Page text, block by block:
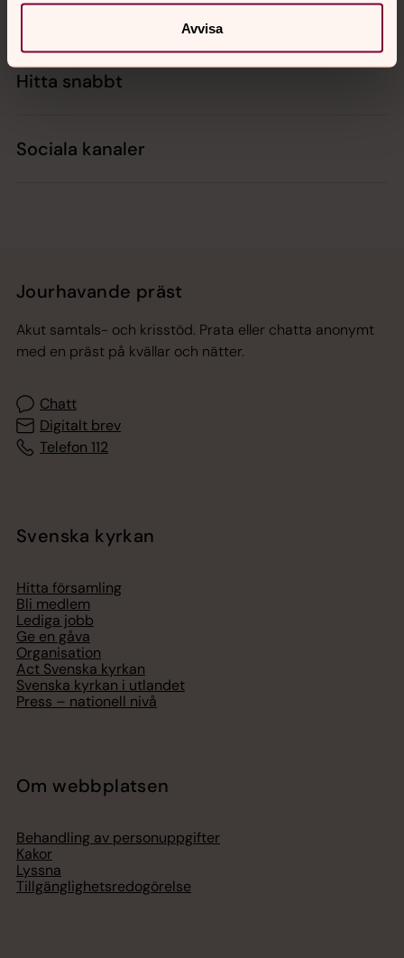
Avvisa
Kalender
Hitta snabbt
Sociala kanaler
Jourhavande präst
Akut samtals- och krisstöd. Prata eller chatta anonymt
med en präst på kvällar och nätter.
Chatt
Digitalt brev
Telefon 112
Svenska kyrkan
Hitta församling
Bli medlem
Lediga jobb
Ge en gåva
Organisation
Act Svenska kyrkan
Svenska kyrkan i utlandet
Press – nationell nivå
Om webbplatsen
Behandling av personuppgifter
Kakor
Lyssna
Tillgänglighetsredogörelse